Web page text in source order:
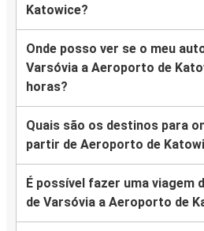
Katowice?
Onde posso ver se o meu
Varsóvia a Aeroporto de
horas?
Quais são os destinos para
partir de Aeroporto de
É possível fazer uma viagem
de Varsóvia a Aeroporto de